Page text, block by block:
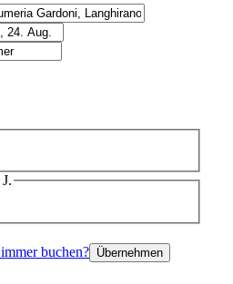
buchen? Übernehmen